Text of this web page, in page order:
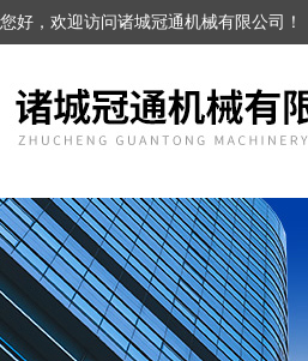
您好，欢迎访问诸城冠通机械有限公司！